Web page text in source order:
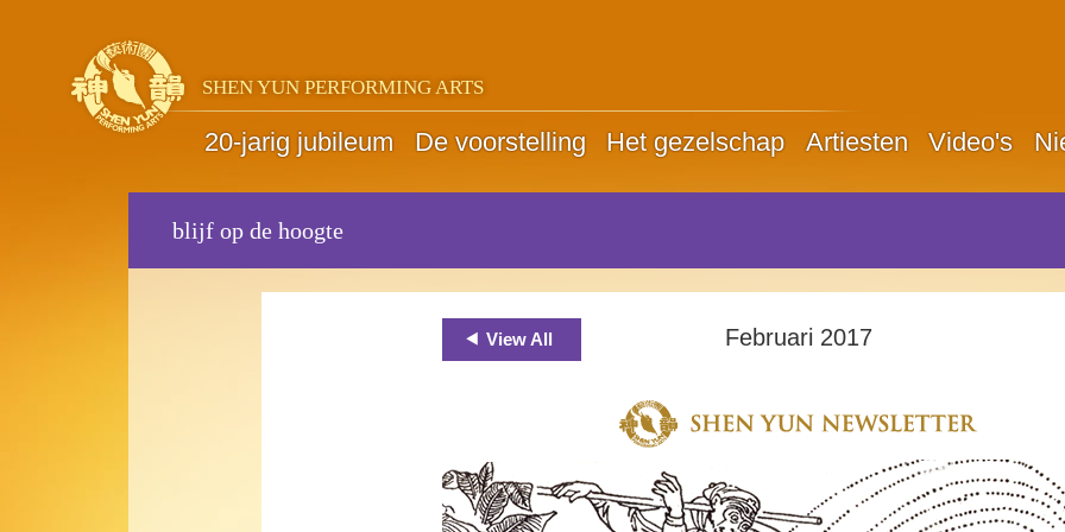
SHEN YUN PERFORMING ARTS
20-jarig jubileum De voorstelling Het gezelschap Artiesten Video's
blijf op de hoogte
View All Februari 2017